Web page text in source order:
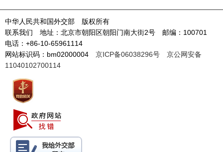
中华人民共和国外交部 版权所有
联系我们 地址：北京市朝阳区朝阳门南大街2号 邮编：100701
电话：+86-10-65961114
网站标识码：bm02000004 京ICP备06038296号
京公网安备
11040102700114